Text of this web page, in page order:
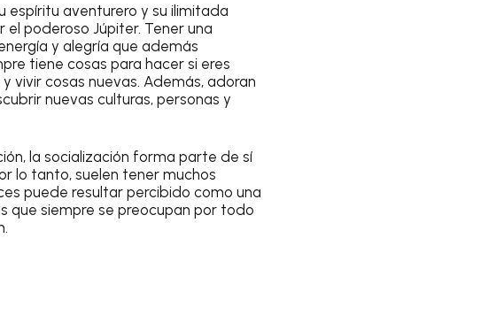
espíritu aventurero y su ilimitada
el poderoso Júpiter. Tener una
y alegría que además
tiene cosas para hacer si eres
vivir cosas nuevas. Además, adoran
nuevas culturas, personas y
la socialización forma parte de sí
lo tanto, suelen tener muchos
puede resultar percibido como una
que siempre se preocupan por todo